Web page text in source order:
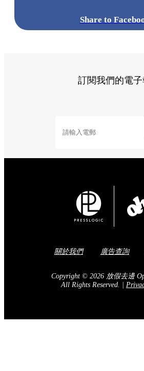
Share to
訂閱我們的電子
關於我們 廣告查詢
Copyright © 2026 放假去邊
All Rights Reserved. |